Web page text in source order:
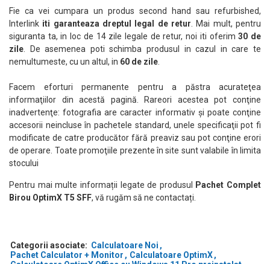
Kit Tastatură + Mouse cu Fir OptimX Pro KM500
Pachetul include kitul cu fir OptimX Pro KM500, format din
tastatură și mouse. Tastatura oferă confort la scriere, iar mouse-
ul asigură precizie și control stabil în activitățile zilnice.
Grafică Integrată Intel UHD
Sistemul utilizează grafică integrată Intel UHD, potrivită pentru
activități office, multimedia și utilizare generală.
Windows 11 Pro – Productivitate și Securitate
PC-ul vine preinstalat cu Windows 11 Pro, oferind stabilitate,
Fie ca vei cumpara un produs second hand sau refurbished,
Interlink iti garanteaza dreptul legal de retur . Mai mult, pentru
siguranta ta, in loc de 14 zile legale de retur, noi iti oferim30 de
zile . De asemenea poti schimba produsul in cazul in care te
nemultumeste, cu un altul, in 60 de zile
Facem eforturi permanente pentru a păstra acurateţea
informaţiilor din acestă pagină. Rareori acestea pot conţine
inadvertenţe: fotografia are caracter informativ şi poate conţine
accesorii neincluse în pachetele standard, unele specificaţii pot fi
modificate de catre producător fără preaviz sau pot conţine erori
de operare. Toate promoţiile prezente în site sunt valabile în limita
stocului
Pentru mai multe informații legate de produsul
Pachet Complet
Birou OptimX T5 SFF, vă rugăm să ne contactați.
Categorii asociate: Calculatoare Noi
Pachet Calculator + Monitor
Calculatoare OptimX